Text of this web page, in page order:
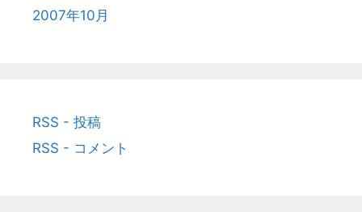
2007年10月
RSS - 投稿
RSS - コメント